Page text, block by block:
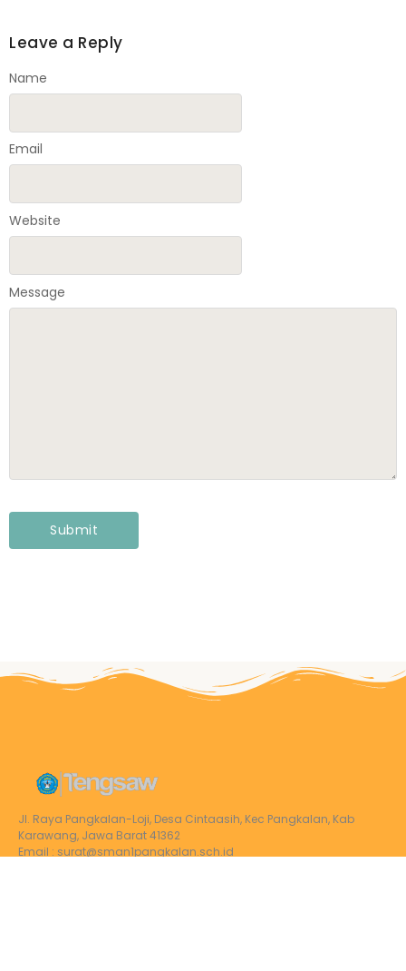
Leave a Reply
Message
Name
Email
Website
Jl. Raya Pangkalan-Loji, Desa Cintaasih, Kec Pangkalan, Kab
Karawang, Jawa Barat 41362
Email : surat@sman1pangkalan.sch.id